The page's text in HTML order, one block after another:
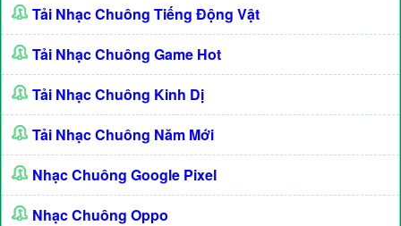
Tải Nhạc Chuông Tiếng Động Vật
Tải Nhạc Chuông Game Hot
Tải Nhạc Chuông Kinh Dị
Tải Nhạc Chuông Năm Mới
Nhạc Chuông Google Pixel
Nhạc Chuông Oppo